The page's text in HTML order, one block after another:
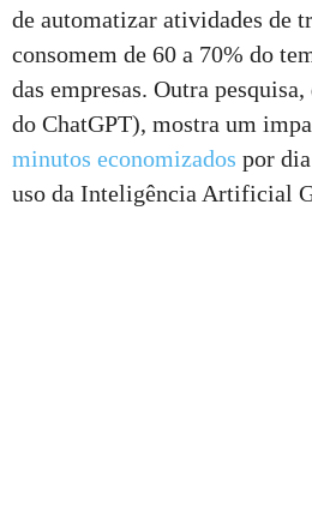
de automatizar atividades de
consomem de 60 a 70% do
das empresas. Outra
do ChatGPT), mostra um
minutos economizados por
uso da Inteligência Artificial